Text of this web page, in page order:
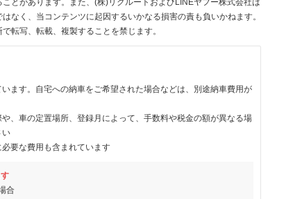
とがあります。また、(株)リクルートおよびLINEヤフー株式会社は
なく、当コンテンツに起因するいかなる損害の責も負いかねます。
転写、転載、複製することを禁じます。
ます。自宅への納車をご希望された場合などは、別途納車費用が
、車の定置場所、登録月によって、手数料や税金の額が異なる場
い
要な費用も含まれています
合